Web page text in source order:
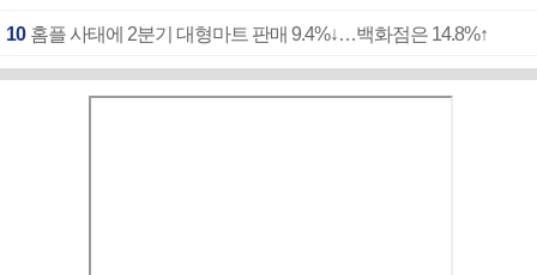
10 홈플 사태에 2분기 대형마트 판매 9.4%↓…백화점은 14.8%↑